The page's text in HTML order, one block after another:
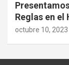
Reglas en el
octubre 10, 2023